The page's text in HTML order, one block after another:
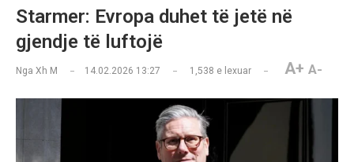
Starmer: Evropa duhet të jetë në
gjendje të luftojë
Nga Xh M 14.02.2026 13:27 1,538 e lexuar A+ A-